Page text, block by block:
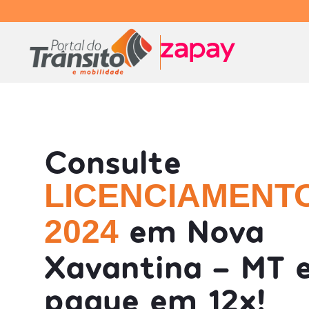
Consulte
2024 em Nova
Xavantina - MT
pague em 12x!